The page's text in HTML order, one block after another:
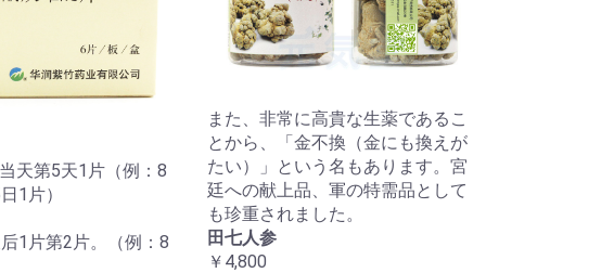
天第5天1片（例：8
1片）
1片第2片。（例：8
また、非常に高貴な生薬であるこ
とから、「金不換（金にも換えが
たい）」という名もあります。宮
廷への献上品、軍の特需品として
も珍重されました。
田七人参
￥4,800